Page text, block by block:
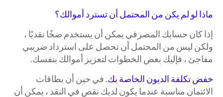
ماذا لو لم يكن من المحتمل أن تسترد أموالك؟
إذا كان حسابك المصرفي يمكن أن يستخدم ضخًا نقديًا ،
ولكن ليس من المحتمل أن تحصل على استرداد ضريبي
مفاجئ ، فإليك بعض الخطوات لتعزيز أموالك بنفسك.
خفض تكلفة الديون الخاصة بك. في حين أن بطاقات
الائتمان مناسبة عندما يكون لديك نقص في النقد ، يمكن أن